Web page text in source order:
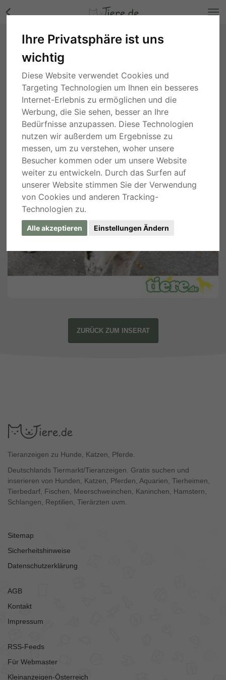
Ihre Privatsphäre ist uns
wichtig
Diese Website verwendet Cookies und
Targeting Technologien um Ihnen ein besseres
Internet-Erlebnis zu ermöglichen und die
Werbung, die Sie sehen, besser an Ihre
Bedürfnisse anzupassen. Diese Technologien
nutzen wir außerdem um Ergebnisse zu
messen, um zu verstehen, woher unsere
Besucher kommen oder um unsere Website
weiter zu entwickeln. Durch das Surfen auf
unserer Website stimmen Sie der Verwendung
von Cookies und anderen Tracking-
Technologien zu.
Alle akzeptieren Einstellungen Ändern
Lilly, schenkst du mir ein Zuhause?, Mischling -
Hündin Bilder
Hamburg, vor 5 Jahren
ZURÜCK ZUM INSERAT
Tieranzeigen zu Hunde, Katzen, Pferde.
Deutschlands Tiermarkt/Tieranzeigen. Gratis suchen und
inserieren von Hunden, Katzen, Pferden, Aquarien, Tierheimen,
Tierbedarf, Fischen, Meerschweinchen, Kaninchen, Hamstern,
Schlangen, Reptilien, Tierärzten uvm.
Sitemap
Sicherheitshinweise
Datenschutzerklärung
AGB
Kontakt
Impressum
RSS-Feeds
Für Webmaster
Kleinanzeigen-Österreich